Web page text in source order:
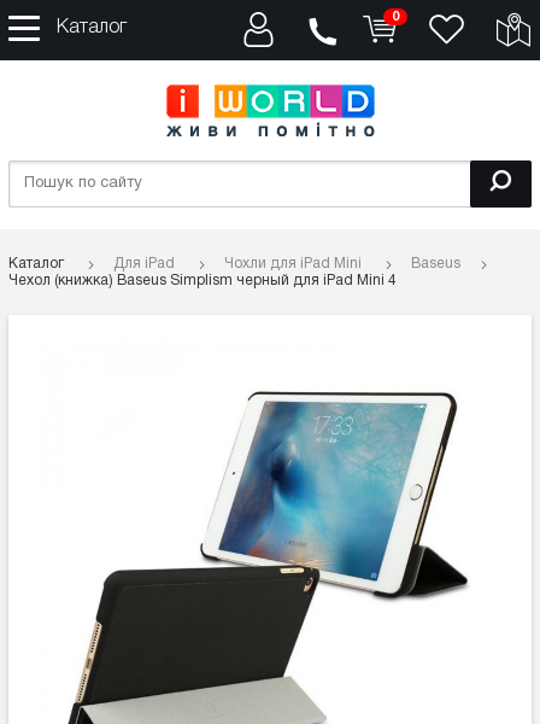
Каталог
0
Каталог Для iPad Чохли для iPad Mini
Baseus
Чехол (книжка) Baseus Simplism черный для iPad Mini 4